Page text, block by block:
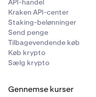
- Vælg derefter
ekstern konto).
Tilføj Kraken som
- Under
Transfer
vælgeAdd a new
API-handel
Kraken API-center
Staking-belønninger
Send penge
Tilbagevendende køb
Køb krypto
Sælg krypto
Gennemse kurser